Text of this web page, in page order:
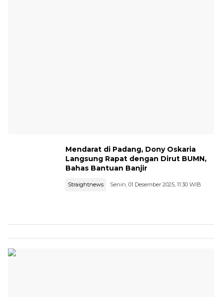
Mendarat di Padang, Dony Oskaria
Langsung Rapat dengan Dirut BUMN,
Bahas Bantuan Banjir
Straightnews Senin, 01 Desember 2025, 11:30 WIB